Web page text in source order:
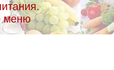
меню